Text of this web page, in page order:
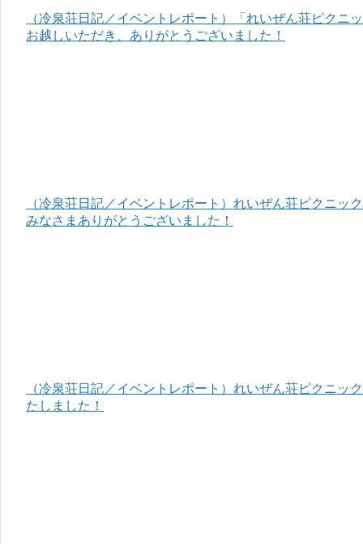
（冷泉荘日記／イベントレポート）「れいぜん荘ピクニ
お越しいただき、ありがとうございました！
（冷泉荘日記／イベントレポート）れいぜん荘ピクニッ
みなさまありがとうございました！
（冷泉荘日記／イベントレポート）れいぜん荘ピクニッ
たしました！